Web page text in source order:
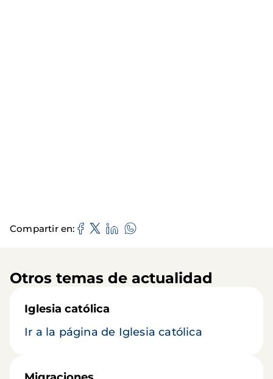
Compartir en
Otros temas de actualidad
Iglesia católica
Ir a la página de Iglesia católica